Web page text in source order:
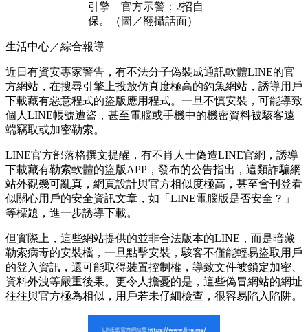
引擎 官方示警：2招自
保。（圖／翻攝話面）
生活中心／綜合報導
近日有資安專家警告，有不法分子偽裝成通訊軟體LINE的官
方網站，在搜尋引擎上投放仿真度極高的釣魚網站，誘導用戶
下載藏有惡意程式的盜版應用程式。一旦不慎安裝，可能導致
個人LINE帳號遭盜，甚至電腦或手機中的機密資料被駭客遠
端竊取或加密勒索。
LINE官方部落格撰文提醒，有不肖人士偽造LINE官網，誘導
下載藏有勒索軟體的盜版APP，發布的公告指出，這類詐騙網
站外觀幾可亂真，網頁設計與官方相似度極高，甚至會刊登看
似關心用戶的安全資訊文章，如「LINE電腦版是否安全？」
等標題，進一步誘導下載。
但實際上，這些網站提供的並非合法版本的LINE，而是暗藏
勒索病毒的安裝檔，一旦點擊安裝，駭客不僅能輕易盜取用戶
的登入資訊，還可能取得裝置控制權，導致文件被鎖定加密、
資料外洩等嚴重後果。更令人擔憂的是，這些偽冒網站的網址
往往與官方極為相似，用戶若未仔細檢查，很容易陷入陷阱。